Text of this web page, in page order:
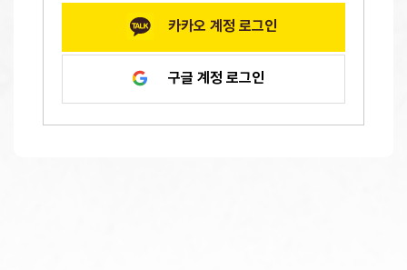
카카오 계정 로그인
구글 계정 로그인